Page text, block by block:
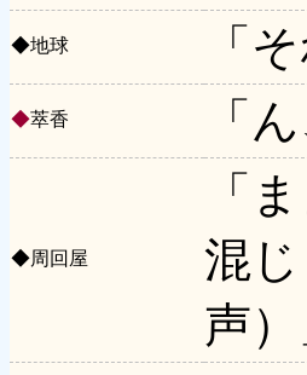
◆地球 「
◆萃香 「
◆周回屋
「
混
声）